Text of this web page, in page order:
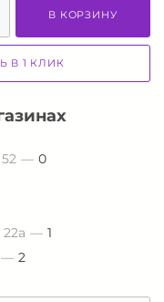
В КОРЗИНУ
В 1 КЛИК
0
1
2